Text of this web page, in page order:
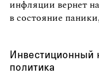
инфляции вернет
в состояние
Инвестиционный
политика